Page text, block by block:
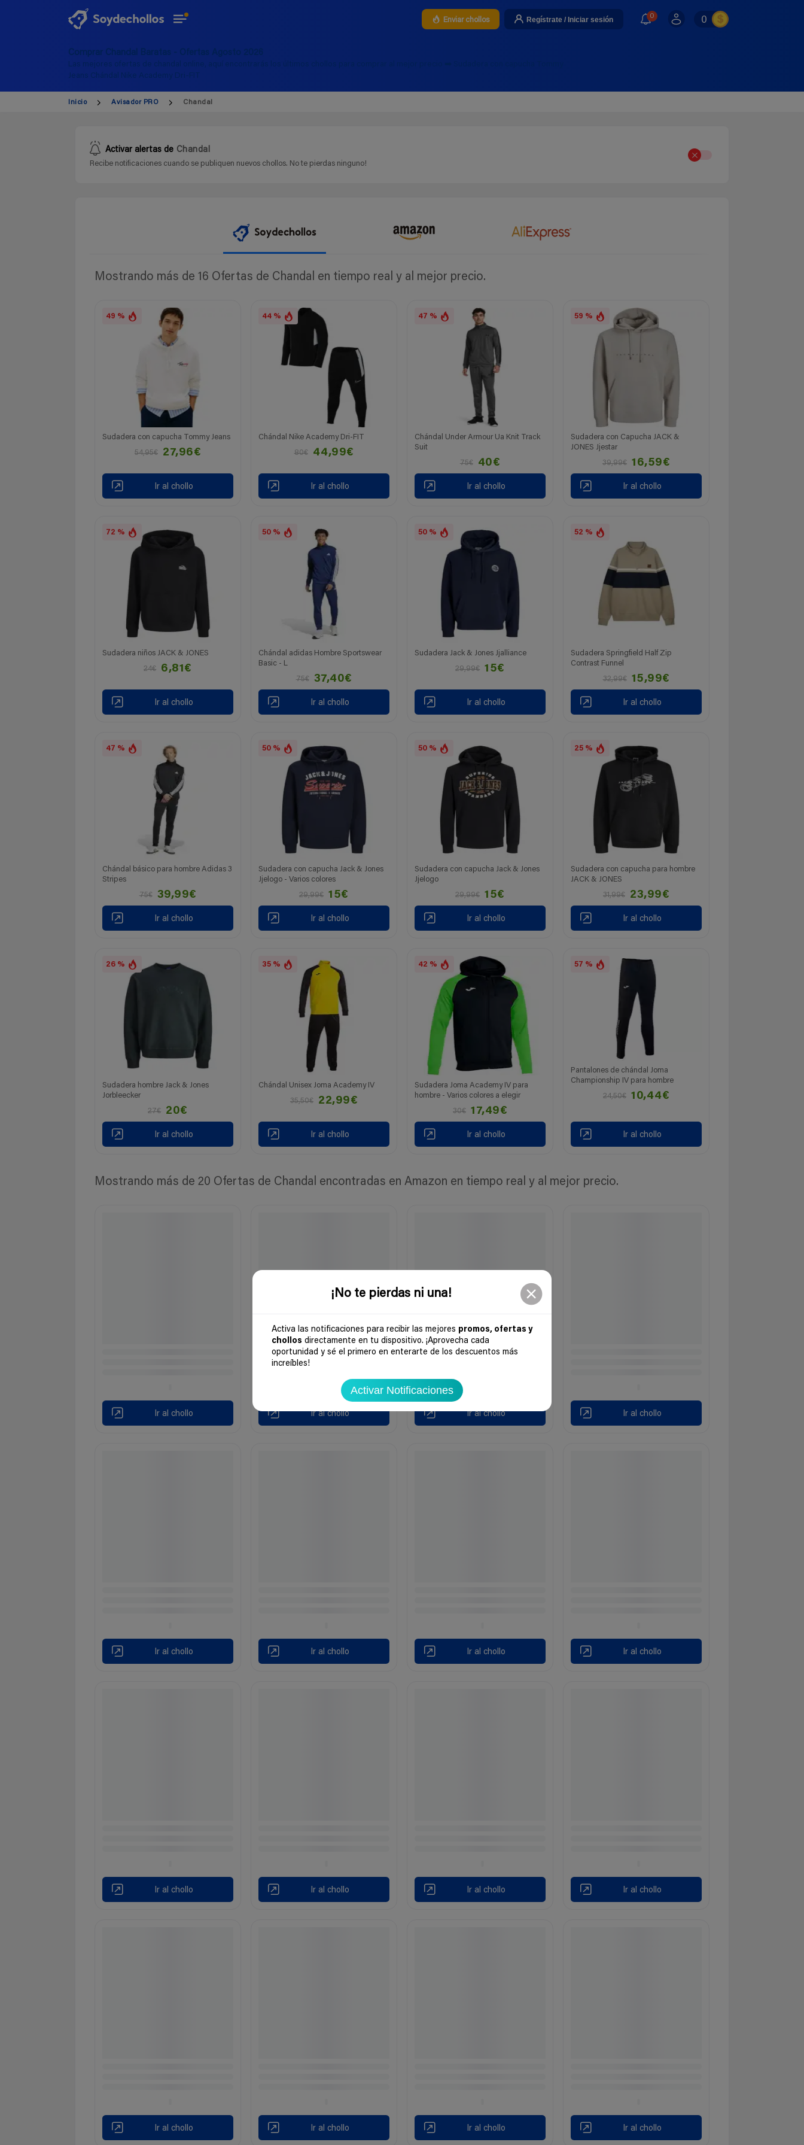
¡No te pierdas ni una!
Activa las notificaciones para recibir las mejores promos, ofertas y
chollos directamente en tu dispositivo. ¡Aprovecha cada
oportunidad y sé el primero en enterarte de los descuentos más
increíbles!
Activar Notificaciones
Enviar chollos Regístrate / Iniciar sesión 0 0
Comprar Chandal Baratas - Ofertas Agosto 2026
Las mejores ofertas de chandal online, aquí encontrarás los últimos chollos para comprar al mejor precio ➡️ Sudadera con capucha Tommy
Jeans Chándal Nike Academy Dri-FIT
Inicio Avisador PRO Chandal
Activar alertas de Chandal
Recibe notificaciones cuando se publiquen nuevos chollos. No te pierdas ninguno!
Mostrando más de 16 Ofertas de Chandal en tiempo real y al mejor precio.
49 %
Sudadera con capucha Tommy Jeans
54,95€
27,96€
Ir al chollo
44 %
Chándal Nike Academy Dri-FIT
80€
44,99€
Ir al chollo
47 %
Chándal Under Armour Ua Knit Track
Suit
75€
40€
Ir al chollo
59 %
Sudadera con Capucha JACK &
JONES Jjestar
39,99€
16,59€
Ir al chollo
72 %
Sudadera niños JACK & JONES
24€
6,81€
Ir al chollo
50 %
Chándal adidas Hombre Sportswear
Basic - L
75€
37,40€
Ir al chollo
50 %
Sudadera Jack & Jones Jjalliance
29,99€
15€
Ir al chollo
52 %
Sudadera Springfield Half Zip
Contrast Funnel
32,99€
15,99€
Ir al chollo
47 %
Chándal básico para hombre Adidas 3
Stripes
75€
39,99€
Ir al chollo
50 %
Sudadera con capucha Jack & Jones
Jjelogo - Varios colores
29,99€
15€
Ir al chollo
50 %
Sudadera con capucha Jack & Jones
Jjelogo
29,99€
15€
Ir al chollo
25 %
Sudadera con capucha para hombre
JACK & JONES
31,99€
23,99€
Ir al chollo
26 %
Sudadera hombre Jack & Jones
Jorbleecker
27€
20€
Ir al chollo
35 %
Chándal Unisex Joma Academy IV
35,50€
22,99€
Ir al chollo
42 %
Sudadera Joma Academy IV para
hombre - Varios colores a elegir
30€
17,49€
Ir al chollo
57 %
Pantalones de chándal Joma
Championship IV para hombre
24,50€
10,44€
Ir al chollo
Mostrando más de 20 Ofertas de Chandal encontradas en Amazon en tiempo real y al mejor precio.
Ir al chollo Ir al chollo Ir al chollo Ir al chollo
Ir al chollo Ir al chollo Ir al chollo Ir al chollo
Ir al chollo Ir al chollo Ir al chollo Ir al chollo
Ir al chollo Ir al chollo Ir al chollo Ir al chollo